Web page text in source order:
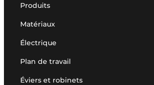
Produits
Matériaux
Électrique
Plan de travail
Éviers et robinets